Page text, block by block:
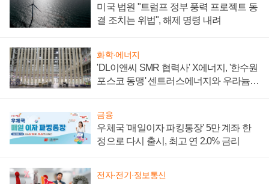
미국 법원 "트럼프 정부 풍력 프로젝트 동
결 조치는 위법", 해제 명령 내려
화학·에너지
'DL이앤씨 SMR 협력사' X에너지, '한수원
포스코 동맹' 센트러스에너지와 우라늄
금융
우체국 '매일이자 파킹통장' 5만 계좌 한
정으로 다시 출시, 최고 연 2.0% 금리
전자·전기·정보통신